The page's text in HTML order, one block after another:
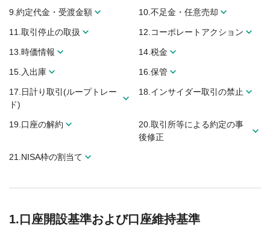
9.約定代金・受渡金額 10.不足金・任意売却
11.取引停止の取扱 12.コーポレートアクション
13.時価情報 14.税金
15.入出庫 16.保管
17.日計り取引(ループトレー
ド)
18.インサイダー取引の禁止
19.口座の解約
20.取引所等による約定の事
後修正
21.NISA枠の割当て
1.口座開設基準および口座維持基準